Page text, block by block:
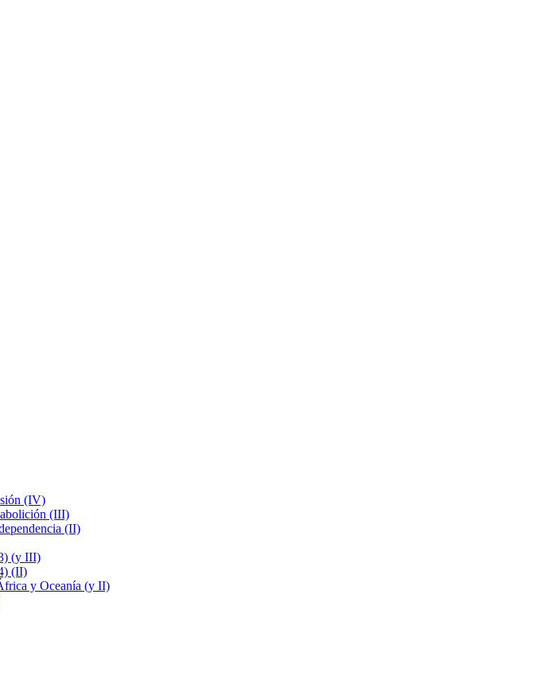
(IV)
abolición (III)
(II)
(y III)
(II)
y Oceanía (y II)